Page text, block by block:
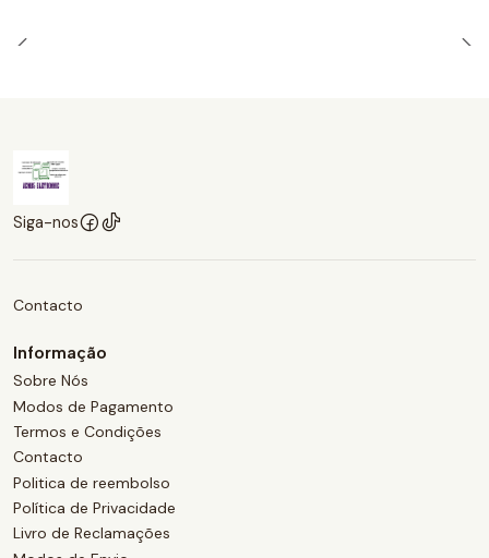
Siga-nos
Contacto
Informação
Sobre Nós
Modos de Pagamento
Termos e Condições
Contacto
Politica de reembolso
Política de Privacidade
Livro de Reclamações